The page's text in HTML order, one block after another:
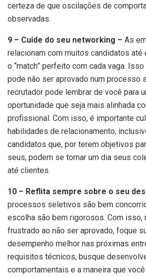
certeza de que oscilações de
observadas.
9 – Cuide do seu networking – As
relacionam com muitos candidatos até
o “match” perfeito com cada vaga.
pode não ser aprovado num processo
recrutador pode lembrar de você para
oportunidade que seja mais alinhada
profissional. Com isso, é importante
habilidades de relacionamento,
candidatos que, por terem objetivos
seus, podem se tornar um dia seus
até clientes.
10 – Reflita sempre sobre o seu
processos seletivos são bem
escolha são bem rigorosos. Com isso,
frustrado ao não ser aprovado, foque
desempenho melhor nas próximas
requisitos técnicos, busque
comportamentais e a maneira que